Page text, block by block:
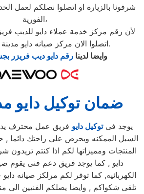
شرفونا بالزيارة او اتصلوا نصلكم لعمل
الفورية،
لأن رقم مركز خدمة عملاء دايو للديب
اتصلوا الان مركز صيانه دايو مدينة نصر مباشرة.
وايضا لدينارقم دايو ديب فريزر
ضمان توكيل دايو
يوجد فىتوكيل دايو فريق عمل محترف
السبل الممكنه ويحرص على راحتك دائما ,
المنتجات ومميزاتها لكم اذا كنتم تريدون
دايو , كما يوجد فريق دعم فنى يقوم
تلقى شكواكم , وايضا يصلكم الفنيين الى